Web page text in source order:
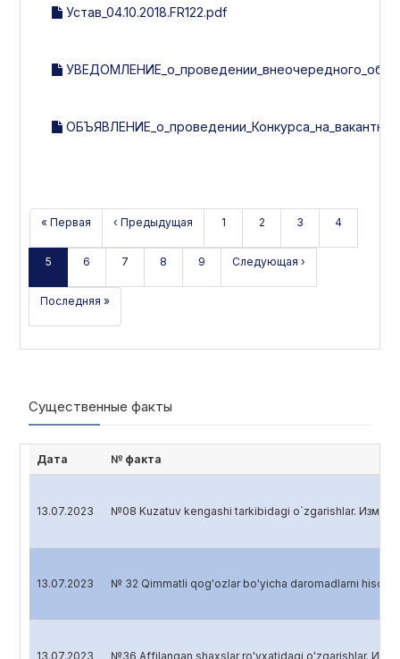
Устав_04.10.2018.FR122.pdf
« Первая ‹ Предыдущая 1 2 3 4
5 6 7 8 9 Следующая ›
Последняя »
Существенные факты
Дата № факта
13.07.2023 №08 Kuzatuv kengashi tarkibidagi o`zgarishlar.
13.07.2023 № 32 Qimmatli qog'ozlar bo'yicha daromadlarni
13.07.2023 №36 Affilangan shaxslar ro'yxatidagi o'zgarishlar.